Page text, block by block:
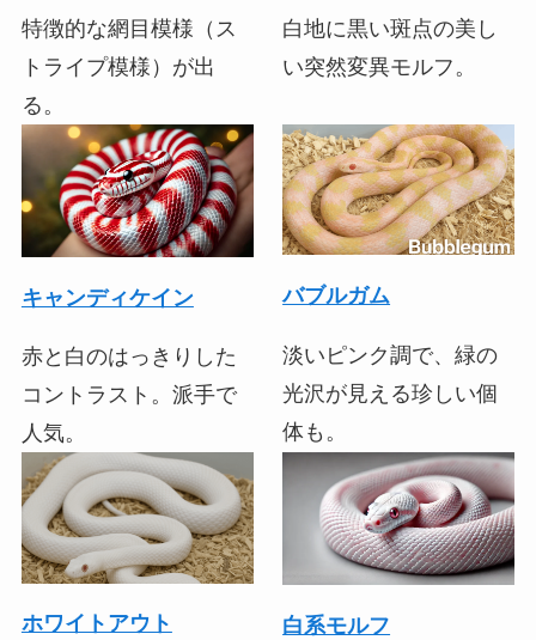
特徴的な網目模様（ス
トライプ模様）が出
る。
白地に黒い斑点の美し
い突然変異モルフ。
キャンディケイン
赤と白のはっきりした
コントラスト。派手で
人気。
バブルガム
淡いピンク調で、緑の
光沢が見える珍しい個
体も。
ホワイトアウト 白系モルフ